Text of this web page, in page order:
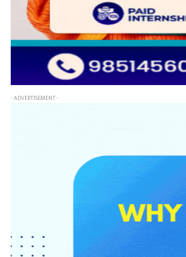
- ADVERTISEMENT -